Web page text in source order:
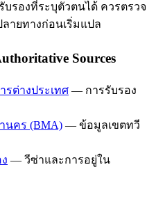
รองที่ระบุตัวตนได้ ควรตรวจ
ายทางก่อนเริ่มแปล
Sources
รต่างประเทศ — การรับรอง
นคร (BMA) — ข้อมูลเขตทวี
— วีซ่าและการอยู่ใน